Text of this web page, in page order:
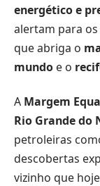
energético e
alertam para
que abriga o
mundo e o
A Margem
Rio Grande do
petroleiras
descobertas
vizinho que